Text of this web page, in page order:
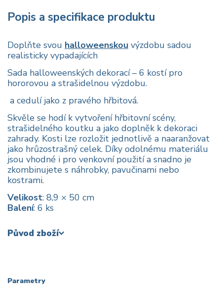
Popis a specifikace produktu
Doplňte svou halloweenskou výzdobu sadou
realisticky vypadajících
Sada halloweenských dekorací – 6 kostí pro
hororovou a strašidelnou výzdobu.
a cedulí jako z pravého hřbitová.
Skvěle se hodí k vytvoření hřbitovní scény,
strašidelného koutku a jako doplněk k dekoraci
zahrady. Kosti lze rozložit jednotlivě a naaranžovat
jako hrůzostrašný celek. Díky odolnému materiálu
jsou vhodné i pro venkovní použití a snadno je
zkombinujete s náhrobky, pavučinami nebo
kostrami.
Velikost: 8,9 × 50 cm
Balení: 6 ks
Původ zboží
Parametry